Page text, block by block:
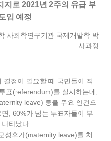
지로 2021년 2주의 유급 부
입 예정
사회학연구기관 국제개발학 박
사과정
결정이 필요할 때 국민들이 직
표(referendum)를 실시하는데,
leave) 등을 주요 안건으
, 60%가 넘는 투표자들이 부
타났다.
성휴가(maternity leave)를 처